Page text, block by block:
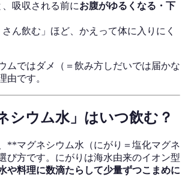
吸収される前にお腹がゆるくなる・下
ん飲む」ほど、かえって体に入りにく
ムではダメ（＝飲み方しだいでは届かな
由です。
シウム水」はいつ飲む？
**マグネシウム水（にがり＝塩化マグネ
び方です。にがりは海水由来のイオン型
や料理に数滴たらして少量ずつこまめに